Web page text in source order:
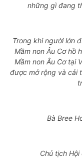
những gì đang
Trong khi người lớn
Mầm non Âu Cơ hồ
Mầm non Âu Cơ tại
được mở rộng và cải
Bà Bree
Chủ tịch Hội